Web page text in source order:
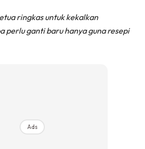
ringkas untuk kekalkan
perlu ganti baru hanya guna resepi
Ads